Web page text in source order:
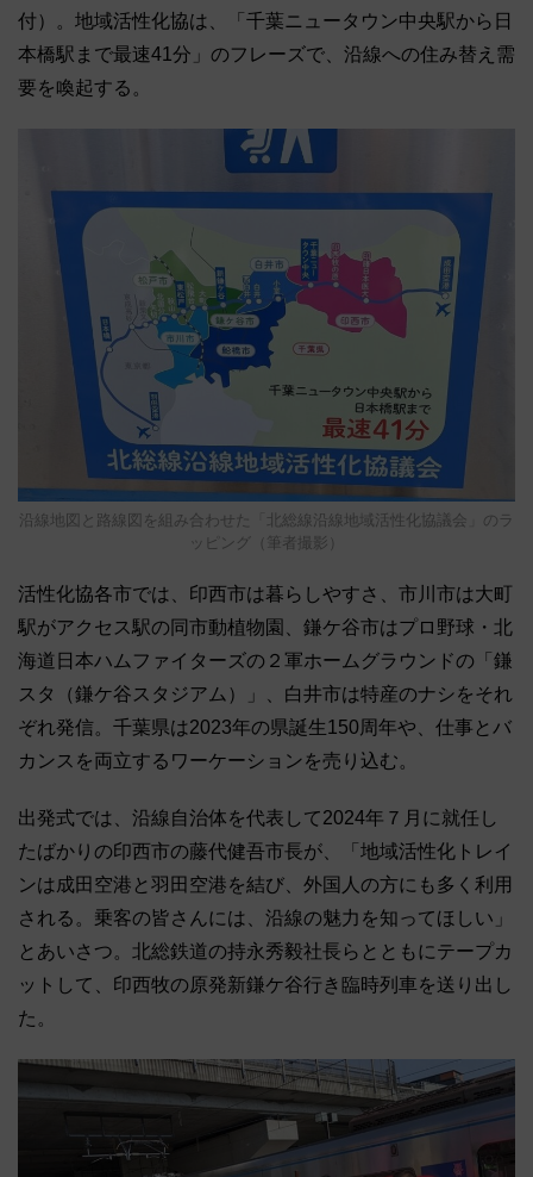
付）。地域活性化協は、「千葉ニュータウン中央駅から日
本橋駅まで最速41分」のフレーズで、沿線への住み替え需
要を喚起する。
沿線地図と路線図を組み合わせた「北総線沿線地域活性化協議会」のラ
ッピング（筆者撮影）
活性化協各市では、印西市は暮らしやすさ、市川市は大町
駅がアクセス駅の同市動植物園、鎌ケ谷市はプロ野球・北
海道日本ハムファイターズの２軍ホームグラウンドの「鎌
スタ（鎌ケ谷スタジアム）」、白井市は特産のナシをそれ
ぞれ発信。千葉県は2023年の県誕生150周年や、仕事とバ
カンスを両立するワーケーションを売り込む。
出発式では、沿線自治体を代表して2024年７月に就任し
たばかりの印西市の藤代健吾市長が、「地域活性化トレイ
ンは成田空港と羽田空港を結び、外国人の方にも多く利用
される。乗客の皆さんには、沿線の魅力を知ってほしい」
とあいさつ。北総鉄道の持永秀毅社長らとともにテープカ
ットして、印西牧の原発新鎌ケ谷行き臨時列車を送り出し
た。